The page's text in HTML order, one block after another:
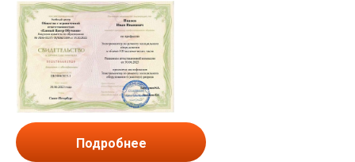
Подробнее